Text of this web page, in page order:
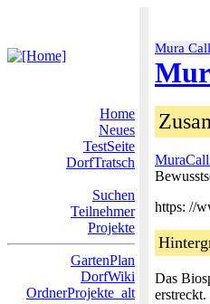
Mura
Home
Neues
TestSeite
DorfTratsch
Suchen
Teilnehmer
Projekte
GartenPlan
DorfWiki
OrdnerProjekte_alt
https: //
Das